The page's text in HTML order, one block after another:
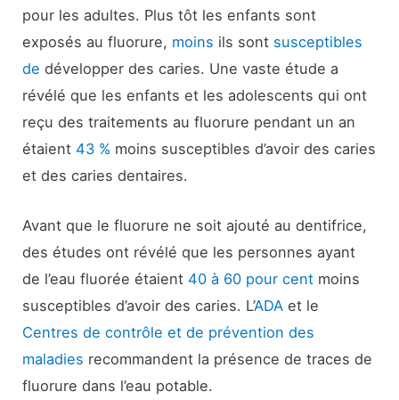
pour les adultes. Plus tôt les enfants sont
exposés au fluorure, moins ils sont susceptibles
de développer des caries. Une vaste étude a
révélé que les enfants et les adolescents qui ont
reçu des traitements au fluorure pendant un an
étaient 43 % moins susceptibles d’avoir des caries
et des caries dentaires.
Avant que le fluorure ne soit ajouté au dentifrice,
des études ont révélé que les personnes ayant
de l’eau fluorée étaient 40 à 60 pour cent moins
susceptibles d’avoir des caries. L’ADA et le
Centres de contrôle et de prévention des
maladies recommandent la présence de traces de
fluorure dans l’eau potable.